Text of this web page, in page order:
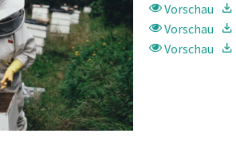
Vorschau
Vorschau
Vorschau